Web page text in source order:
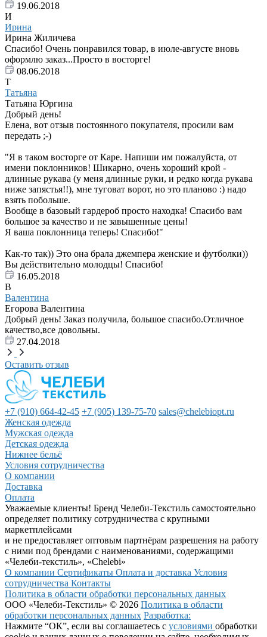
19.06.2018
И
Ирина
Ирина Жиличева
Спасибо! Очень понравился товар, в июле-августе вновь
оформлю заказ...Просто в восторге!
08.06.2018
Т
Татьяна
Татьяна Юргина
Добрый день!
Елена, вот отзыв постоянного покупателя, просили вам
передать ;-)
"Я в таком восторге от Каре. Напиши им пожалуйста, от
имени поклонников! Шикарно, очень хороший крой -
длинные рукава (у меня длинные руки, и редко когда рукава
ниже запястья!!), мне туговат ворот, но это планово :) надо
взять побольше.
Вообще в базовый гардероб просто находка! Спасибо вам
большое за качество и не завышенные цены!
Я ваша поклонница теперь! Спасибо!"
Как-то так)) Это она брала джемпера женские и футболки))
Вы действительно молодцы! Спасибо!
16.05.2018
В
Валентина
Егорова Валентина
Добрый день! Заказ получила, большое спасибо.Отличное
качество,все довольны.
27.04.2018
Оставить отзыв
+7 (910) 664-42-45 +7 (905) 139-75-70 sales@chelebiopt.ru
Женская одежда
Мужская одежда
Детская одежда
Нижнее бельё
Условия сотрудничества
О компании
Доставка
Оплата
Уважаемые клиенты! Бренд Челеби-Текстиль самостоятельно
определяет политику сотрудничества с крупными
маркетплейсами
и не предоставляет оптовым партнёрам разрешения на работу
с ними под брендами с наименованиями, содержащими
«Челеби-текстиль», «Chelebi»
О компании Сертификаты Оплата и доставка Условия
сотрудничества Контакты
Политика в области обработки персональных данных
ООО «Челеби-Текстиль» © 2026 Политика в области
обработки персональных данных Разработка:
Нажмите “ОК”, если вы соглашаетесь с условиями обработки